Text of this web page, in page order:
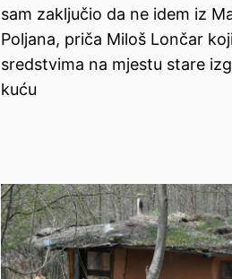
sam zaključio da ne idem iz
Poljana, priča Miloš Lončar
sredstvima na mjestu stare
kuću